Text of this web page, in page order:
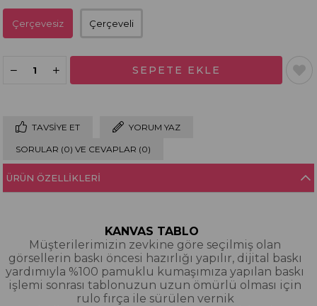
Çerçevesiz Çerçeveli
TAVSIYE ET YORUM YAZ
SORULAR (0) VE CEVAPLAR (0)
ÜRÜN ÖZELLIKLERI
KANVAS TABLO
Müşterilerimizin zevkine göre seçilmiş olan
görsellerin baskı öncesi hazırlığı yapılır, dijital baskı
yardımıyla %100 pamuklu kumaşımıza yapılan baskı
işlemi sonrası tablonuzun uzun ömürlü olması için
rulo fırça ile sürülen vernik